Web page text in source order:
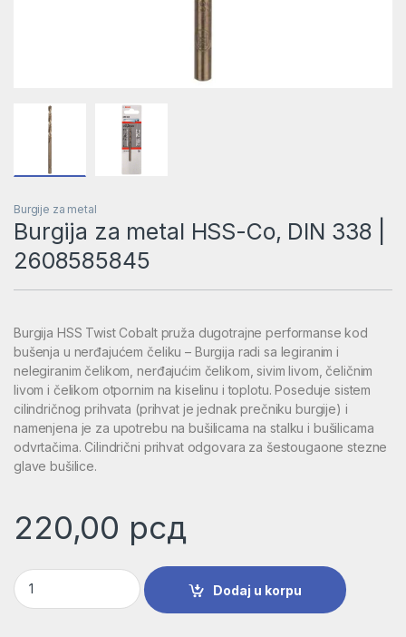
Burgije za metal
Burgija za metal HSS-Co, DIN 338 |
2608585845
Burgija HSS Twist Cobalt pruža dugotrajne performanse kod
bušenja u nerđajućem čeliku – Burgija radi sa legiranim i
nelegiranim čelikom, nerđajućim čelikom, sivim livom, čeličnim
livom i čelikom otpornim na kiselinu i toplotu. Poseduje sistem
cilindričnog prihvata (prihvat je jednak prečniku burgije) i
namenjena je za upotrebu na bušilicama na stalku i bušilicama
odvrtačima. Cilindrični prihvat odgovara za šestougaone stezne
glave bušilice.
220,00 рсд
Burgija za metal HSS-Co, DIN 338 | 2608585845 količina
Dodaj u korpu